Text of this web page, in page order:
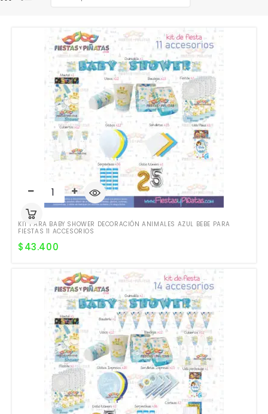
KIT PARA BABY SHOWER DECORACIÓN ANIMALES AZUL BEBE PARA
FIESTAS 11 ACCESORIOS
$43.400